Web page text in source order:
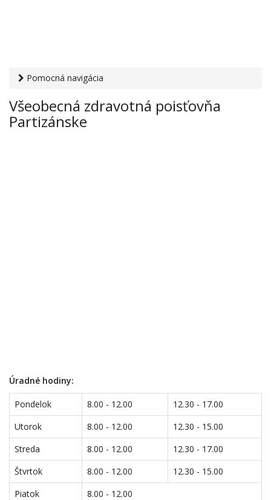
Pomocná navigácia
Všeobecná zdravotná poisťovňa Partizánske
Všeobecná zdravotná poisťovňa
Partizánske
Úradné hodiny:
Pondelok 8.00 - 12.00
12.30 - 17.00
Utorok
8.00 - 12.00
12.30 - 15.00
Streda
8.00 - 12.00
12.30 - 17.00
Štvrtok
8.00 - 12.00
12.30 - 15.00
Piatok
8.00 - 12.00